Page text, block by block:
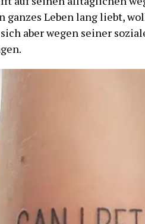
ganzes Leben lang liebt,
aber wegen seiner